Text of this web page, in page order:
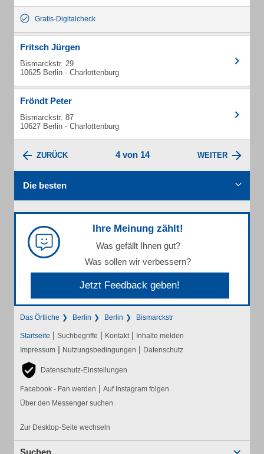
Gratis-Digitalcheck
Fritsch Jürgen
Bismarckstr. 29
10625 Berlin - Charlottenburg
Fröndt Peter
Bismarckstr. 87
10627 Berlin - Charlottenburg
ZURÜCK 4 von 14 WEITER
Die besten
Ihre Meinung zählt!
Was gefällt Ihnen gut?
Was sollen wir verbessern?
Jetzt Feedback geben!
Das Örtliche Berlin Berlin Bismarckstr
Startseite | Suchbegriffe | Kontakt | Inhalte melden
Impressum | Nutzungsbedingungen | Datenschutz
Datenschutz-Einstellungen
Facebook - Fan werden | Auf Instagram folgen
Über den Messenger suchen
Zur Desktop-Seite wechseln
Suchen